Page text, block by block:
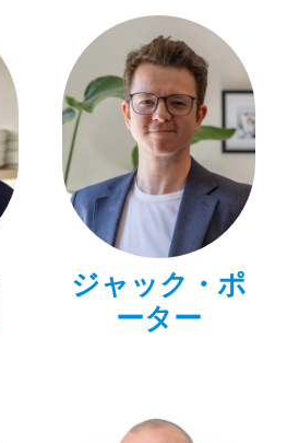
ジャック・ポ
ーター